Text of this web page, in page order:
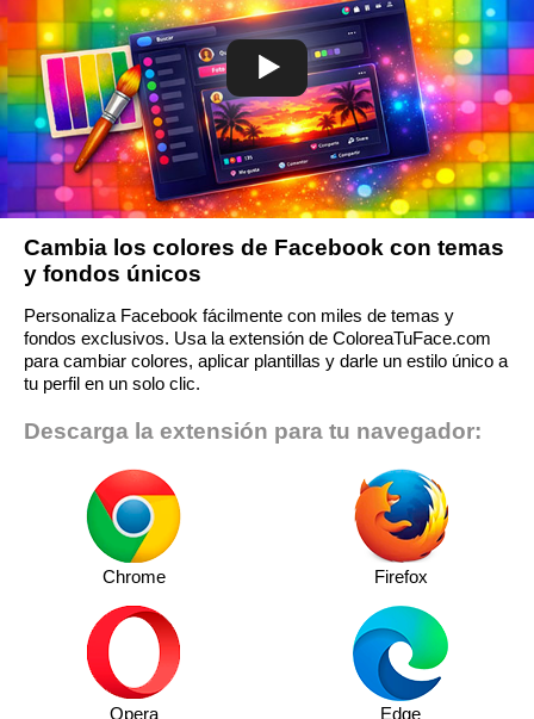
Cambia los colores de Facebook con temas
y fondos únicos
Personaliza Facebook fácilmente con miles de temas y
fondos exclusivos. Usa la extensión de ColoreaTuFace.com
para cambiar colores, aplicar plantillas y darle un estilo único a
tu perfil en un solo clic.
Descarga la extensión para tu navegador:
Chrome Firefox
Opera Edge